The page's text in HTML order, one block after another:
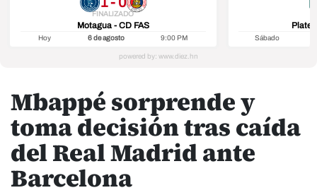
FINALIZADO
Motagua - CD FAS
Hoy 6 de agosto 9:00 PM Sábado
Mbappé sorprende y
toma decisión tras caída
del Real Madrid ante
Barcelona